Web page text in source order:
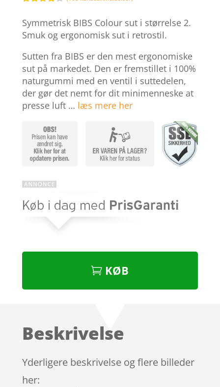
44,95 kr..
ud af 5
baseret
på
ømmelse
Symmetrisk BIBS Colour sut i størrelse 2.
Smuk og ergonomisk sut i retrostil.
Sutten fra BIBS er den mest ergonomiske
sut på markedet. Den er fremstillet i 100%
naturgummi med en ventil i suttedelen,
der gør det nemt for dit minimenneske at
presse luft … læs mere her
KØB
Beskrivelse
Yderligere beskrivelse og flere billeder
her: